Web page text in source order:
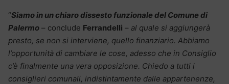
“Siamo in un chiaro dissesto funzionale del Comune di
Palermo – conclude Ferrandelli – al quale si aggiungerà
presto, se non si interviene, quello finanziario. Abbiamo
l’opportunità di cambiare le cose, adesso che in Consiglio
c’è finalmente una vera opposizione. Chiedo a tutti i
consiglieri comunali, indistintamente dalle appartenenze,